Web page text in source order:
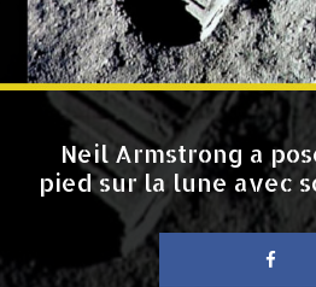
Neil Armstrong a
pied sur la lune avec